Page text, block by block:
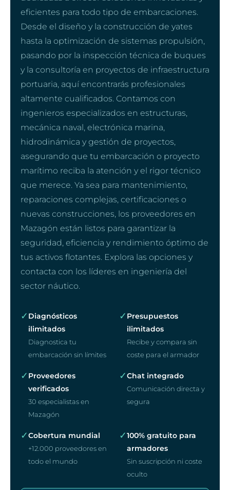
eficientes para todo tipo de embarcaciones.
Desde el diseño y la construcción de yates
hasta la optimización de sistemas propulsión,
pasando por la inspección técnica de buques
y la consultoría en proyectos de infraestructura
portuaria, aquí encontrarás profesionales
altamente cualificados. Contamos con
ingenieros especializados en estructuras,
mecánica naval, electrónica marina,
hidrodinámica y gestión de proyectos,
asegurando que tu embarcación o proyecto
marítimo reciba la atención y el rigor técnico
que merece. Ya sea para mantenimiento,
reparaciones complejas, certificaciones o
nuevas construcciones, los proveedores en
Mazagón están listos para garantizar la
seguridad, eficiencia y rendimiento óptimo de
tus activos flotantes. Explora las opciones y
contacta con los líderes en ingeniería del
sector náutico.
✓ Diagnósticos
ilimitados
Diagnostica tu
embarcación sin límites
✓ Presupuestos
ilimitados
Recibe y compara sin
coste para el armador
✓ Proveedores
verificados
30 especialistas en
Mazagón
✓Chat integrado
Comunicación directa y
segura
✓Cobertura mundial
+12.000 proveedores en
todo el mundo
✓100% gratuito para
armadores
Sin suscripción ni coste
oculto